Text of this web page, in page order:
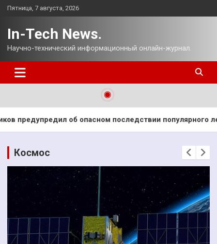
Перейти
Пятница, 7 августа, 2026
In-Tech News.
Научно-технический информационный онлайн-журнал.
последствии популярного лекарства «Газпром»
Космос